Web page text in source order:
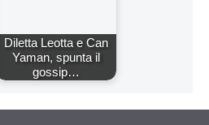
Diletta Leotta e Can
Yaman, spunta il
gossip…